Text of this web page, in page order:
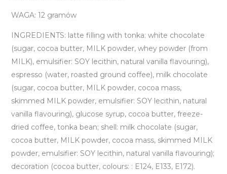
WAGA: 12 gramów
INGREDIENTS: latte filling with tonka: white chocolate
(sugar, cocoa butter, MILK powder, whey powder (from
MILK), emulsifier: SOY lecithin, natural vanilla flavouring),
espresso (water, roasted ground coffee), milk chocolate
(sugar, cocoa butter, MILK powder, cocoa mass,
skimmed MILK powder, emulsifier: SOY lecithin, natural
vanilla flavouring), glucose syrup, cocoa butter, freeze-
dried coffee, tonka bean; shell: milk chocolate (sugar,
cocoa butter, MILK powder, cocoa mass, skimmed MILK
powder, emulsifier: SOY lecithin, natural vanilla flavouring);
decoration (cocoa butter, colours: : E124, E133, E172).